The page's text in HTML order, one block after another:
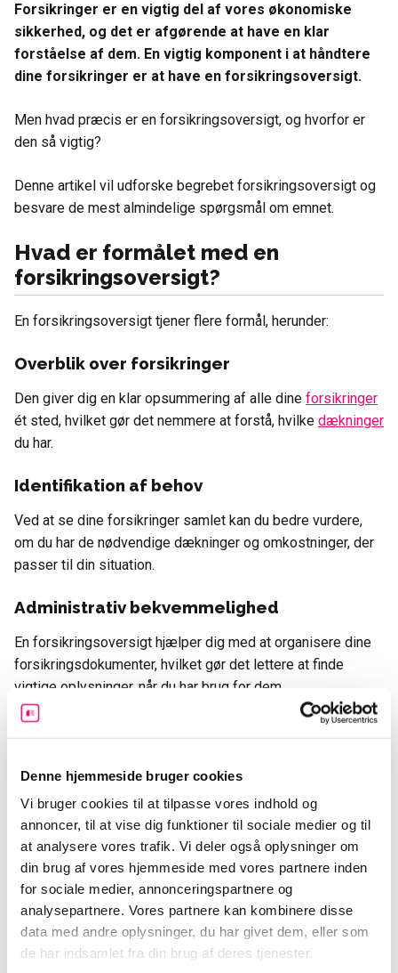
Denne hjemmeside bruger cookies
Vi bruger cookies til at tilpasse vores indhold og
annoncer, til at vise dig funktioner til sociale medier og til
at analysere vores trafik. Vi deler også oplysninger om
din brug af vores hjemmeside med vores partnere inden
for sociale medier, annonceringspartnere og
analysepartnere. Vores partnere kan kombinere disse
data med andre oplysninger, du har givet dem, eller som
de har indsamlet fra din brug af deres tjenester.
Forsikringer er en vigtig del af vores økonomiske
sikkerhed, og det er afgørende at have en klar
forståelse af dem. En vigtig komponent i at håndtere
dine forsikringer er at have en forsikringsoversigt.
Men hvad præcis er en forsikringsoversigt, og hvorfor er
den så vigtig?
Denne artikel vil udforske begrebet forsikringsoversigt og
besvare de mest almindelige spørgsmål om emnet.
Hvad er formålet med en
forsikringsoversigt?
En forsikringsoversigt tjener flere formål, herunder:
Overblik over forsikringer
Den giver dig en klar opsummering af alle dine forsikringer
ét sted, hvilket gør det nemmere at forstå, hvilke dækninger
du har.
Identifikation af behov
Ved at se dine forsikringer samlet kan du bedre vurdere,
om du har de nødvendige dækninger og omkostninger, der
passer til din situation.
Administrativ bekvemmelighed
En forsikringsoversigt hjælper dig med at organisere dine
forsikringsdokumenter, hvilket gør det lettere at finde
vigtige oplysninger, når du har brug for dem.
Hvad indeholder en typisk
En forsikringsoversigt indeholder normalt følgende
oplysninger:
Forsikringsselskab:Navnet påforsikringsselskabet, hvor
du har forsikringen.
Forsikringstype:Typen af forsikring, f.eks.bilforsikring,
husforsikring,livsforsikringosv.